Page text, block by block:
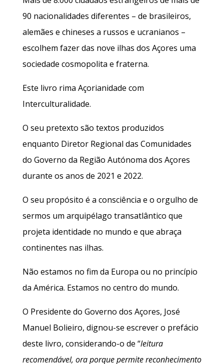
90 nacionalidades diferentes – de brasileiros,
alemães e chineses a russos e ucranianos –
escolhem fazer das nove ilhas dos Açores uma
sociedade cosmopolita e fraterna.
Este livro rima Açorianidade com
Interculturalidade.
O seu pretexto são textos produzidos
enquanto Diretor Regional das Comunidades
do Governo da Região Autónoma dos Açores
durante os anos de 2021 e 2022.
O seu propósito é a consciência e o orgulho de
sermos um arquipélago transatlântico que
projeta identidade no mundo e que abraça
continentes nas ilhas.
Não estamos no fim da Europa ou no princípio
da América. Estamos no centro do mundo.
O Presidente do Governo dos Açores, José
Manuel Bolieiro, dignou-se escrever o prefácio
deste livro, considerando-o de “leitura
recomendável, ora porque permite reconhecimento